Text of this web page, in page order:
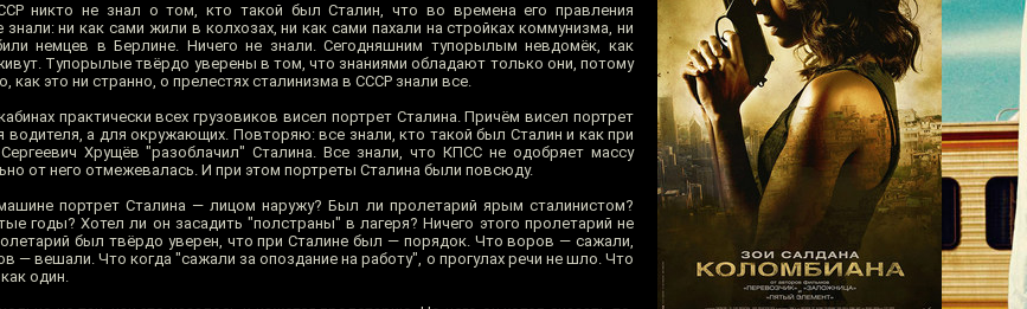
никто не знал о том, кто такой был Сталин, что во времена его правления
ни как сами жили в колхозах, ни как сами пахали на стройках коммунизма, ни
немцев в Берлине. Ничего не знали. Сегодняшним тупорылым невдомёк, как
Тупорылые твёрдо уверены в том, что знаниями обладают только они, потому
как это ни странно, о прелестях сталинизма в СССР знали все.
практически всех грузовиков висел портрет Сталина. Причём висел портрет
водителя, а для окружающих. Повторяю: все знали, кто такой был Сталин и как при
Хрущёв "разоблачил" Сталина. Все знали, что КПСС не одобряет массу
от него отмежевалась. И при этом портреты Сталина были повсюду.
портрет Сталина — лицом наружу? Был ли пролетарий ярым сталинистом?
годы? Хотел ли он засадить "полстраны" в лагеря? Ничего этого пролетарий не
был твёрдо уверен, что при Сталине был — порядок. Что воров — сажали,
— вешали. Что когда "сажали за опоздание на работу", о прогулах речи не шло. Что
один.